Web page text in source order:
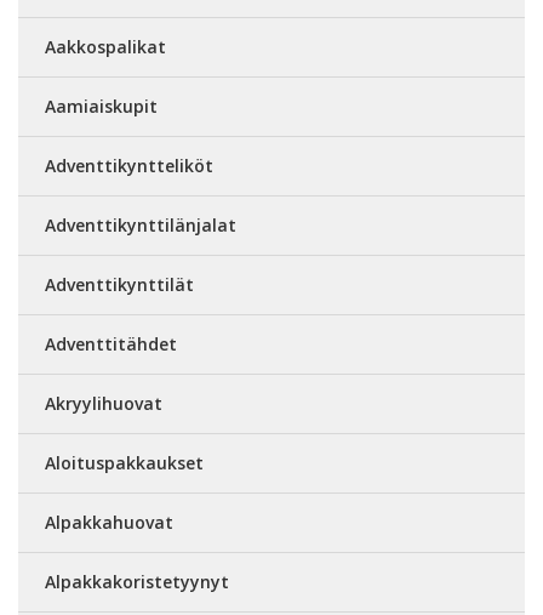
Aakkospalikat
Aamiaiskupit
Adventtikyntteliköt
Adventtikynttilänjalat
Adventtikynttilät
Adventtitähdet
Akryylihuovat
Aloituspakkaukset
Alpakkahuovat
Alpakkakoristetyynyt